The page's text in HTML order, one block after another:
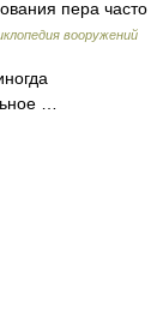
пера часто
вооружений
…